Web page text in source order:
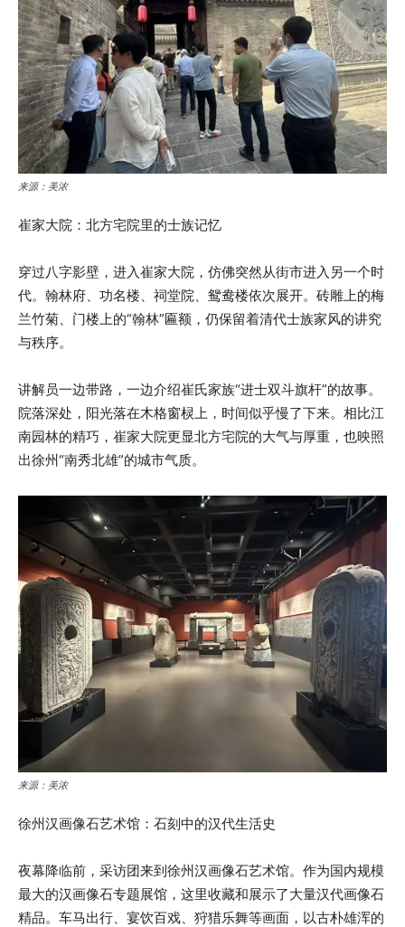
来源：美浓
崔家大院：北方宅院里的士族记忆
穿过八字影壁，进入崔家大院，仿佛突然从街市进入另一个时
代。翰林府、功名楼、祠堂院、鸳鸯楼依次展开。砖雕上的梅
兰竹菊、门楼上的“翰林”匾额，仍保留着清代士族家风的讲究
与秩序。
讲解员一边带路，一边介绍崔氏家族“进士双斗旗杆”的故事。
院落深处，阳光落在木格窗棂上，时间似乎慢了下来。相比江
南园林的精巧，崔家大院更显北方宅院的大气与厚重，也映照
出徐州“南秀北雄”的城市气质。
来源：美浓
徐州汉画像石艺术馆：石刻中的汉代生活史
夜幕降临前，采访团来到徐州汉画像石艺术馆。作为国内规模
最大的汉画像石专题展馆，这里收藏和展示了大量汉代画像石
精品。车马出行、宴饮百戏、狩猎乐舞等画面，以古朴雄浑的